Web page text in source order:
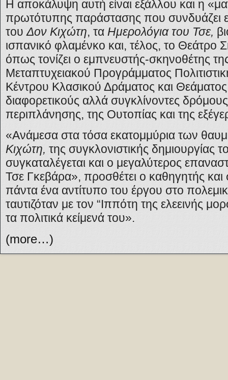
Η αποκάλυψη αυτή είναι εξάλλου και η
πρωτότυπης παράστασης που συνδυάζει
τουΔον Κιχώτη, τα Ημερολόγια του Τσε,
ισπανικό φλαμένκο και, τέλος, το Θεάτρο
όπως τονίζει ο εμπνευστής-σκηνοθέτης
Μεταπτυχειακού Προγράμματος
Κέντρου Κλασικού Δράματος και
διαφορετικούς αλλά συγκλίνοντες
περιπλάνησης, της Ουτοπίας και της
«Ανάμεσα στα τόσα εκατομμύρια των
Κιχώτη, της συγκλονιστικής δημιουργίας
συγκαταλέγεται και ο μεγαλύτερος
Τσε Γκεβάρα», προσθέτει ο καθηγητής και
πάντα ένα αντίτυπο του έργου στο
ταυτιζόταν με τον “Ιππότη της ελεεινής
τα πολιτικά κείμενά του».
(more…)